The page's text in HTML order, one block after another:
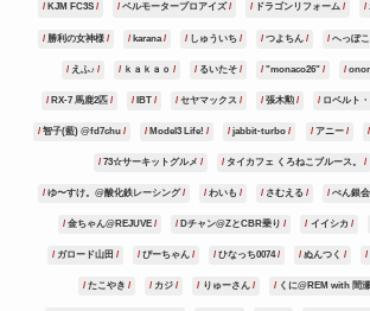
KJM FC3S ベルモータープロアイズ ドラゴンリフォーム
勝利の女神様 karana しゅういち つよちん へっぽ
えふ♪ ｋａｋａｏ るいたそ "monaco26"
RX-7 馬鹿2匹 IBT セヤマックス 張木勲 ロベルト
智子(藍) @fd7chu Model3 Life! jabbit-turbo アニー
73☆サーキットグルメ タイカフェ くろねこブルース。
ゆ〜すけ。@酸化鉄レーシング わいも さむえる ぺん銀
金ちゃん@REJUVE Dチャン@ZとCBR乗り イイシカ
ガロード山田 ぴーちゃん ひなっち0074 ぬんつく
たこやき カジ りゅーさん くに@REM with 間